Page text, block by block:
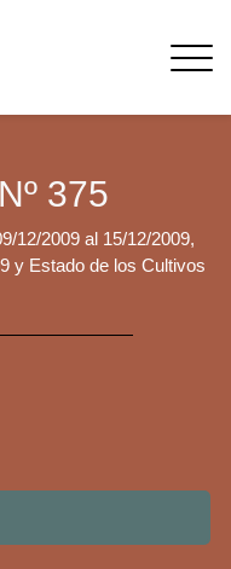
375
12/2009 al 15/12/2009,
y Estado de los Cultivos